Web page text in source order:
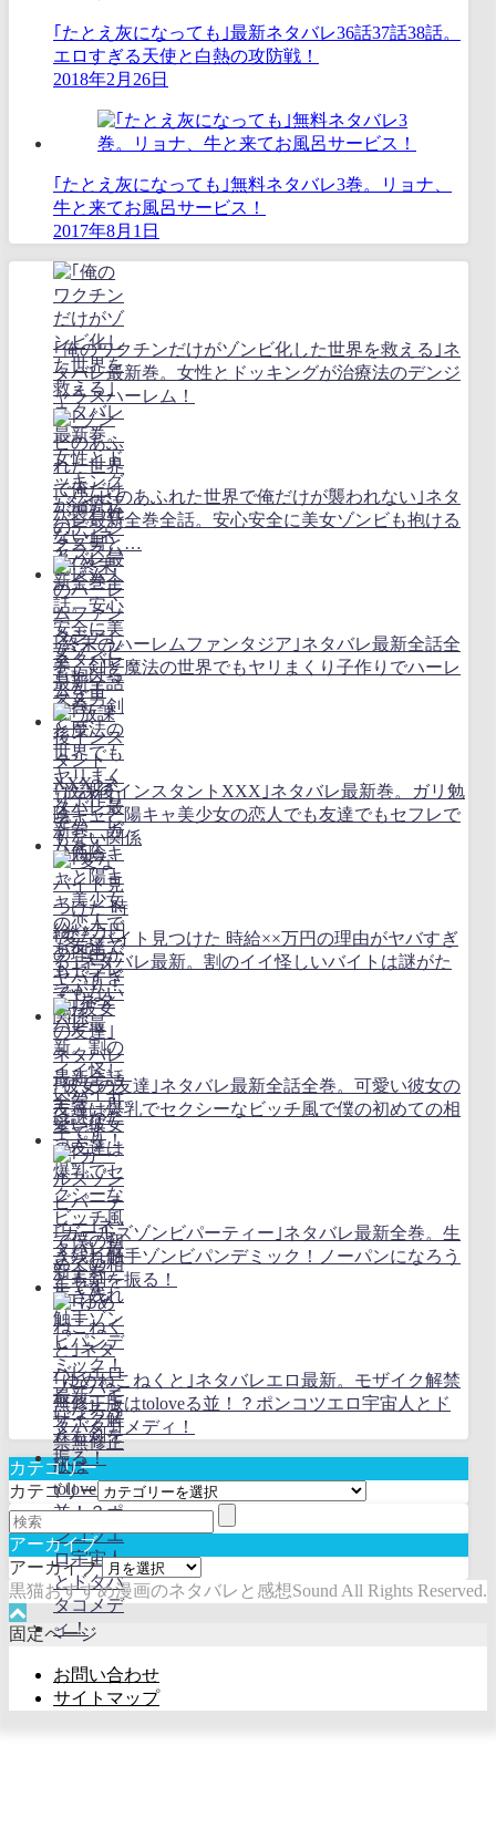
｢たとえ灰になっても｣最新ネタバレ36話37話38話。
エロすぎる天使と白熱の攻防戦！
2018年2月26日
｢たとえ灰になっても｣無料ネタバレ3巻。リョナ、
牛と来てお風呂サービス！
2017年8月1日
｢俺のワクチンだけがゾンビ化した世界を救える｣ネ
タバレ最新巻。女性とドッキングが治療法のデンジ
ャラスハーレム！
｢ゾンビのあふれた世界で俺だけが襲われない｣ネタ
バレ最新全巻全話。安心安全に美女ゾンビも抱ける
クズ男と…
｢終末のハーレムファンタジア｣ネタバレ最新全話全
巻。剣と魔法の世界でもヤリまくり子作りでハーレ
ムを！
｢放課後インスタントXXX｣ネタバレ最新巻。ガリ勉
陰キャと陽キャ美少女の恋人でも友達でもセフレで
もない関係
｢変なバイト見つけた 時給××万円の理由がヤバすぎ
る｣ネタバレ最新。割のイイ怪しいバイトは謎がた
っぷり！
｢彼女の友達｣ネタバレ最新全話全巻。可愛い彼女の
友達は爆乳でセクシーなビッチ風で僕の初めての相
手です
｢ガールズゾンビパーティー｣ネタバレ最新全巻。生
き残れ触手ゾンビパンデミック！ノーパンになろう
とも剣を振る！
｢ゆめねこねくと｣ネタバレエロ最新。モザイク解禁
無修正版はtoloveる並！？ポンコツエロ宇宙人とド
タバタコメディ！
カテゴリー
カテゴリー
アーカイブ
アーカイブ
黒猫おすすめ漫画のネタバレと感想Sound All Rights Reserved.
固定ページ
お問い合わせ
サイトマップ